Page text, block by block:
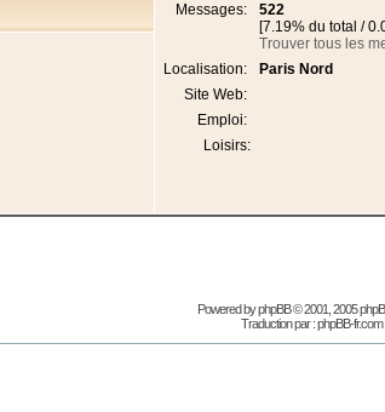
Messages:
522
[7.19% du total /
Trouver tous les
Localisation:
Paris Nord
Site Web:
Emploi:
Loisirs:
Powered byphpBB© 2001, 2005
Traduction par :phpBB-fr.com